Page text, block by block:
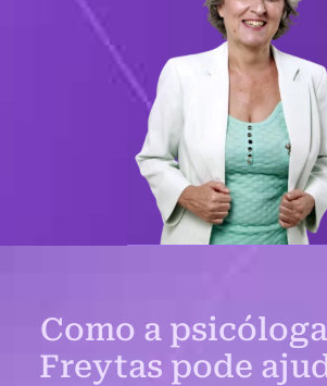
Como a
Freytas pode